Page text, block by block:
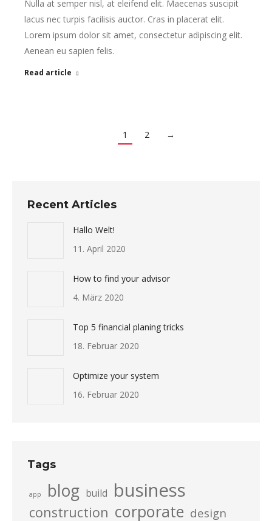
Nulla at semper nisl, at eleifend elit. Maecenas suscipit
lacus nec turpis facilisis auctor. Cras in placerat elit.
Lorem ipsum dolor sit amet, consectetur adipiscing elit.
Aenean eu sapien felis.
Read article
1 2 →
Recent Articles
Hallo Welt!
11. April 2020
How to find your advisor
4. März 2020
Top 5 financial planing tricks
18. Februar 2020
Optimize your system
16. Februar 2020
Tags
app blog build business
construction corporate design